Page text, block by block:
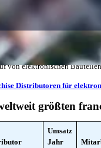
franchise Distributoren
von elektronischen
Distributoren für
größten
Umsatz
Jahr